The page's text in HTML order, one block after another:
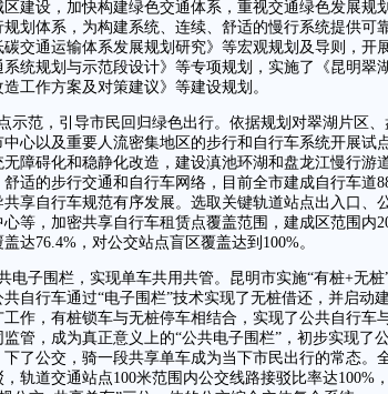
区建设，加快构建绿色交通体系，重视交通绿色发展规
规划体系，为构建系统、连续、舒适的慢行系统提供可
碳交通运输体系发展规划研究》等宏观规划及导则，开
系统规划与示范段设计》等专项规划，实施了《昆明翠
工作方案及对策建议》等建设规划。
示范，引导市民回归绿色出行。依据规划对翠湖片区
中心以及重要人流密集地区的步行和自行车系统开展试
无障碍化和稳静化改造，建设滇池环湖和盘龙江慢行游
适的步行交通和自行车网络，目前全市建成自行车道
共享自行车规范有序发展。选取关键轨道站点出入口、
等，加密共享自行车租赁点覆盖范围，建成区范围内
达76.4%，对公交站点盲区覆盖达到100%。
电子围栏，实现单车共用共管。昆明市实施“有桩+无
自行车通过“电子围栏”技术实现了无桩借还，并启动
工作，有桩锁车与无桩停车相结合，实现了公共自行车
管，成为真正意义上的“公共电子围栏”，初步实现了
下了公交，骑一段共享单车成为当下市民出行的常态。
，轨道交通站点100米范围内公交线路接驳比率达100%